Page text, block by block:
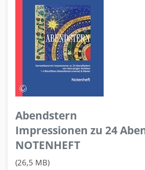
Abendstern
Impressionen zu 24
NOTENHEFT
(26,5 MB)